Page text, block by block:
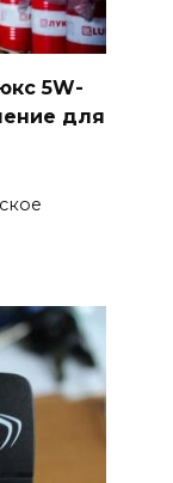
5W-
для